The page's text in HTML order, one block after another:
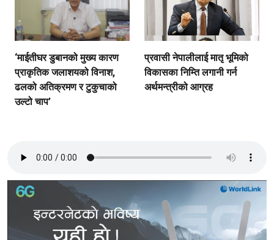
‘माईतीघर डुबानको मुख्य कारण
प्राकृतिक जलाशयको विनाश,
ढलको अतिक्रमण र टुकुचाको
उल्टो चाप’
प्रवासी नेपालीलाई मातृ भूमिको
विकासका निम्ति लगानी गर्न
अर्थमन्त्रीको आग्रह